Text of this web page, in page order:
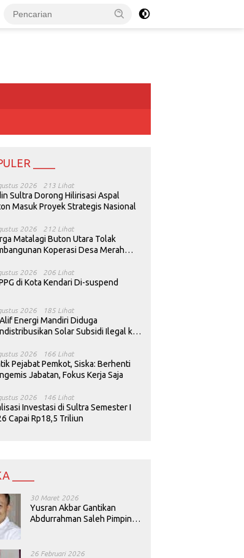
____
2026 213 Lihat
Sultra Dorong Hilirisasi Aspal
Masuk Proyek Strategis Nasional
2026 212 Lihat
Matalagi Buton Utara Tolak
Koperasi Desa Merah
2026 206 Lihat
di Kota Kendari Di-suspend
2026 185 Lihat
Energi Mandiri Diduga
Solar Subsidi Ilegal ke
2026 166 Lihat
Pejabat Pemkot, Siska: Berhenti
Jabatan, Fokus Kerja Saja
2026 146 Lihat
Investasi di Sultra Semester I
Capai Rp18,5 Triliun
____
30 Maret 2026
Yusran Akbar Gantikan
Abdurrahman Saleh Pimpin
26 Februari 2026